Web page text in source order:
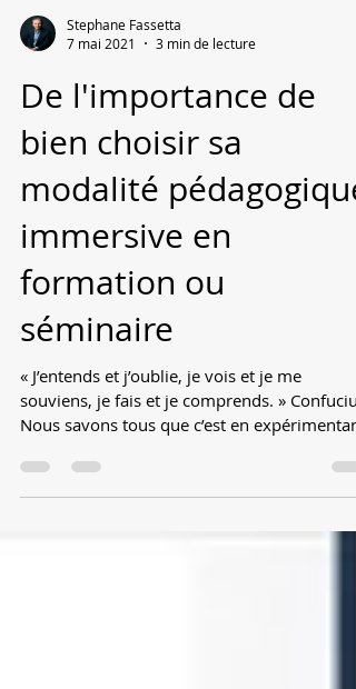
7 mai 2021
3 min de lecture
De l'importance de
bien choisir sa
modalité pédagogique
immersive en
formation ou
séminaire
« J’entends et j’oublie, je vois et je me
Nous savons tous que c’est en expérimentant
que...